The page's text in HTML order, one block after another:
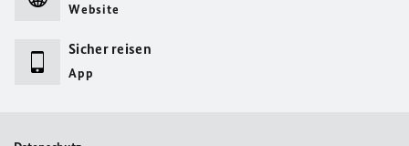
Website
Sicher reisen
App